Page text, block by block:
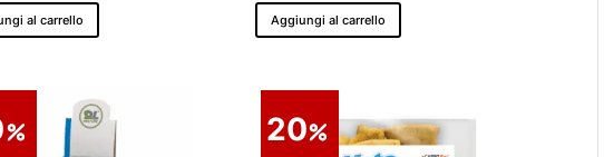
era:
4,90 €.
è:
3,92 €.
al carrello
era:
6,40 €.
è:
5,12 €.
Aggiungi al carrello
20